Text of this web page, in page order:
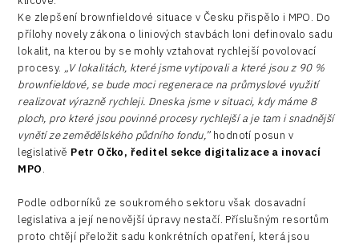
Ke zlepšení brownfieldové situace v Česku přispělo i MPO. Do
přílohy novely zákona o liniových stavbách loni definovalo sadu
lokalit, na kterou by se mohly vztahovat rychlejší povolovací
procesy. „V lokalitách, které jsme vytipovali a které jsou z 90 %
brownfieldové, se bude moci regenerace na průmyslové využití
realizovat výrazně rychleji. Dneska jsme v situaci, kdy máme 8
ploch, pro které jsou povinné procesy rychlejší a je tam i snadnější
vynětí ze zemědělského půdního fondu,”hodnotí posun v
legislativě Petr Očko, ředitel sekce digitalizace a inovací
MPO.
Podle odborníků ze soukromého sektoru však dosavadní
legislativa a její nenovější úpravy nestačí. Příslušným resortům
proto chtějí přeložit sadu konkrétních opatření, která jsou